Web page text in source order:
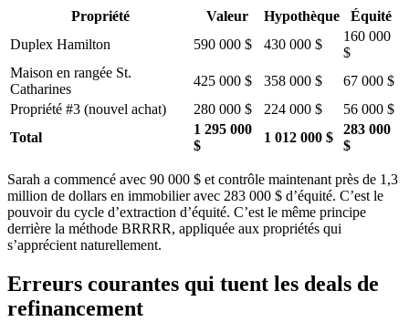
Propriété Valeur Hypothèque
Équité
Duplex Hamilton
590 000 $ 430 000 $
160 000
$
Maison en rangée St.
Catharines
425 000 $ 358 000 $
67 000 $
Propriété #3 (nouvel achat)
280 000 $ 224 000 $
56 000 $
Total
1 295 000
$
1 012 000 $
283 000
$
Sarah a commencé avec 90 000 $ et contrôle maintenant près de 1,3
million de dollars en immobilier avec 283 000 $ d’équité. C’est le
pouvoir du cycle d’extraction d’équité. C’est le même principe
derrière la méthode BRRRR, appliquée aux propriétés qui
s’apprécient naturellement.
Erreurs courantes qui tuent les deals de
refinancement